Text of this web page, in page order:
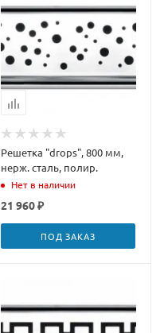
Решетка "drops", 800 мм,
нерж. сталь, полир.
Нет в наличии
21 960 ₽
ПОД ЗАКАЗ